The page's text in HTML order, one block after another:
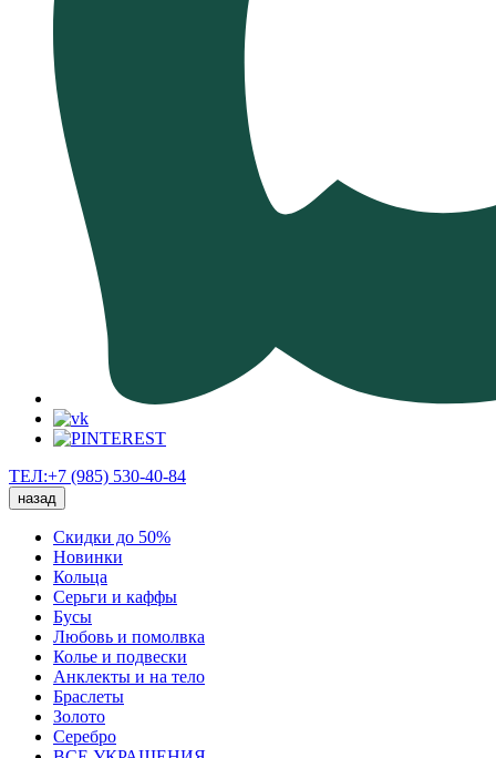
ТЕЛ:+7 (985) 530-40-84
назад
Скидки до 50%
Новинки
Кольца
Серьги и каффы
Бусы
Любовь и помолвка
Колье и подвески
Анклекты и на тело
Браслеты
Золото
Серебро